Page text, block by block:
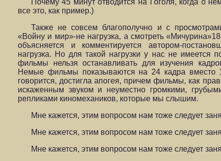
Почему 45 минут отводится на Гоголя, когда о
все это, как пример.)
Также не совсем благополучно и с
«Войну и мир»-не нагрузка, а смотреть
объясняется и комментируется автором-
нагрузка. Но для такой нагрузки у нас не имеется
фильмы нельзя останавливать для изучения
Немые фильмы показываются на 24 кадра вместо
говорится, достигла апогея, причем фильмы, как
искаженным звуком и неуместно громкими,
репликами киномехаников, которые мы слышим.
Мне кажется, этим вопросом нам тоже следует
Мне кажется, этим вопросом нам тоже следует
Мне кажется, этим вопросом нам тоже следует